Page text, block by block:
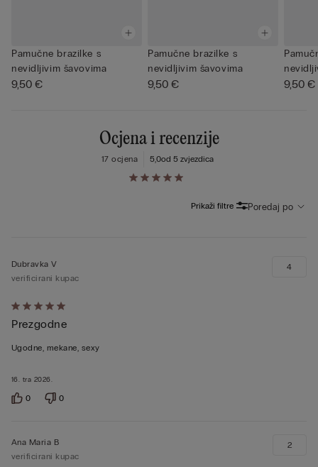
Pamučne brazilke s
nevidljivim šavovima
9,50 €
Pamučne brazilke s
nevidljivim šavovima
9,50 € 9,50 €
Ocjena i recenzije
5,0od 5 zvjezdica
17 ocjena
Poredaj po
Prikaži filtre
Dali
ste
ocjenu
od
5
16. tra 2026.
Dubravka V
verificirani kupac
Prezgodne
Ugodne, mekane, sexy
4
0 0
Ana Maria B
verificirani kupac
2